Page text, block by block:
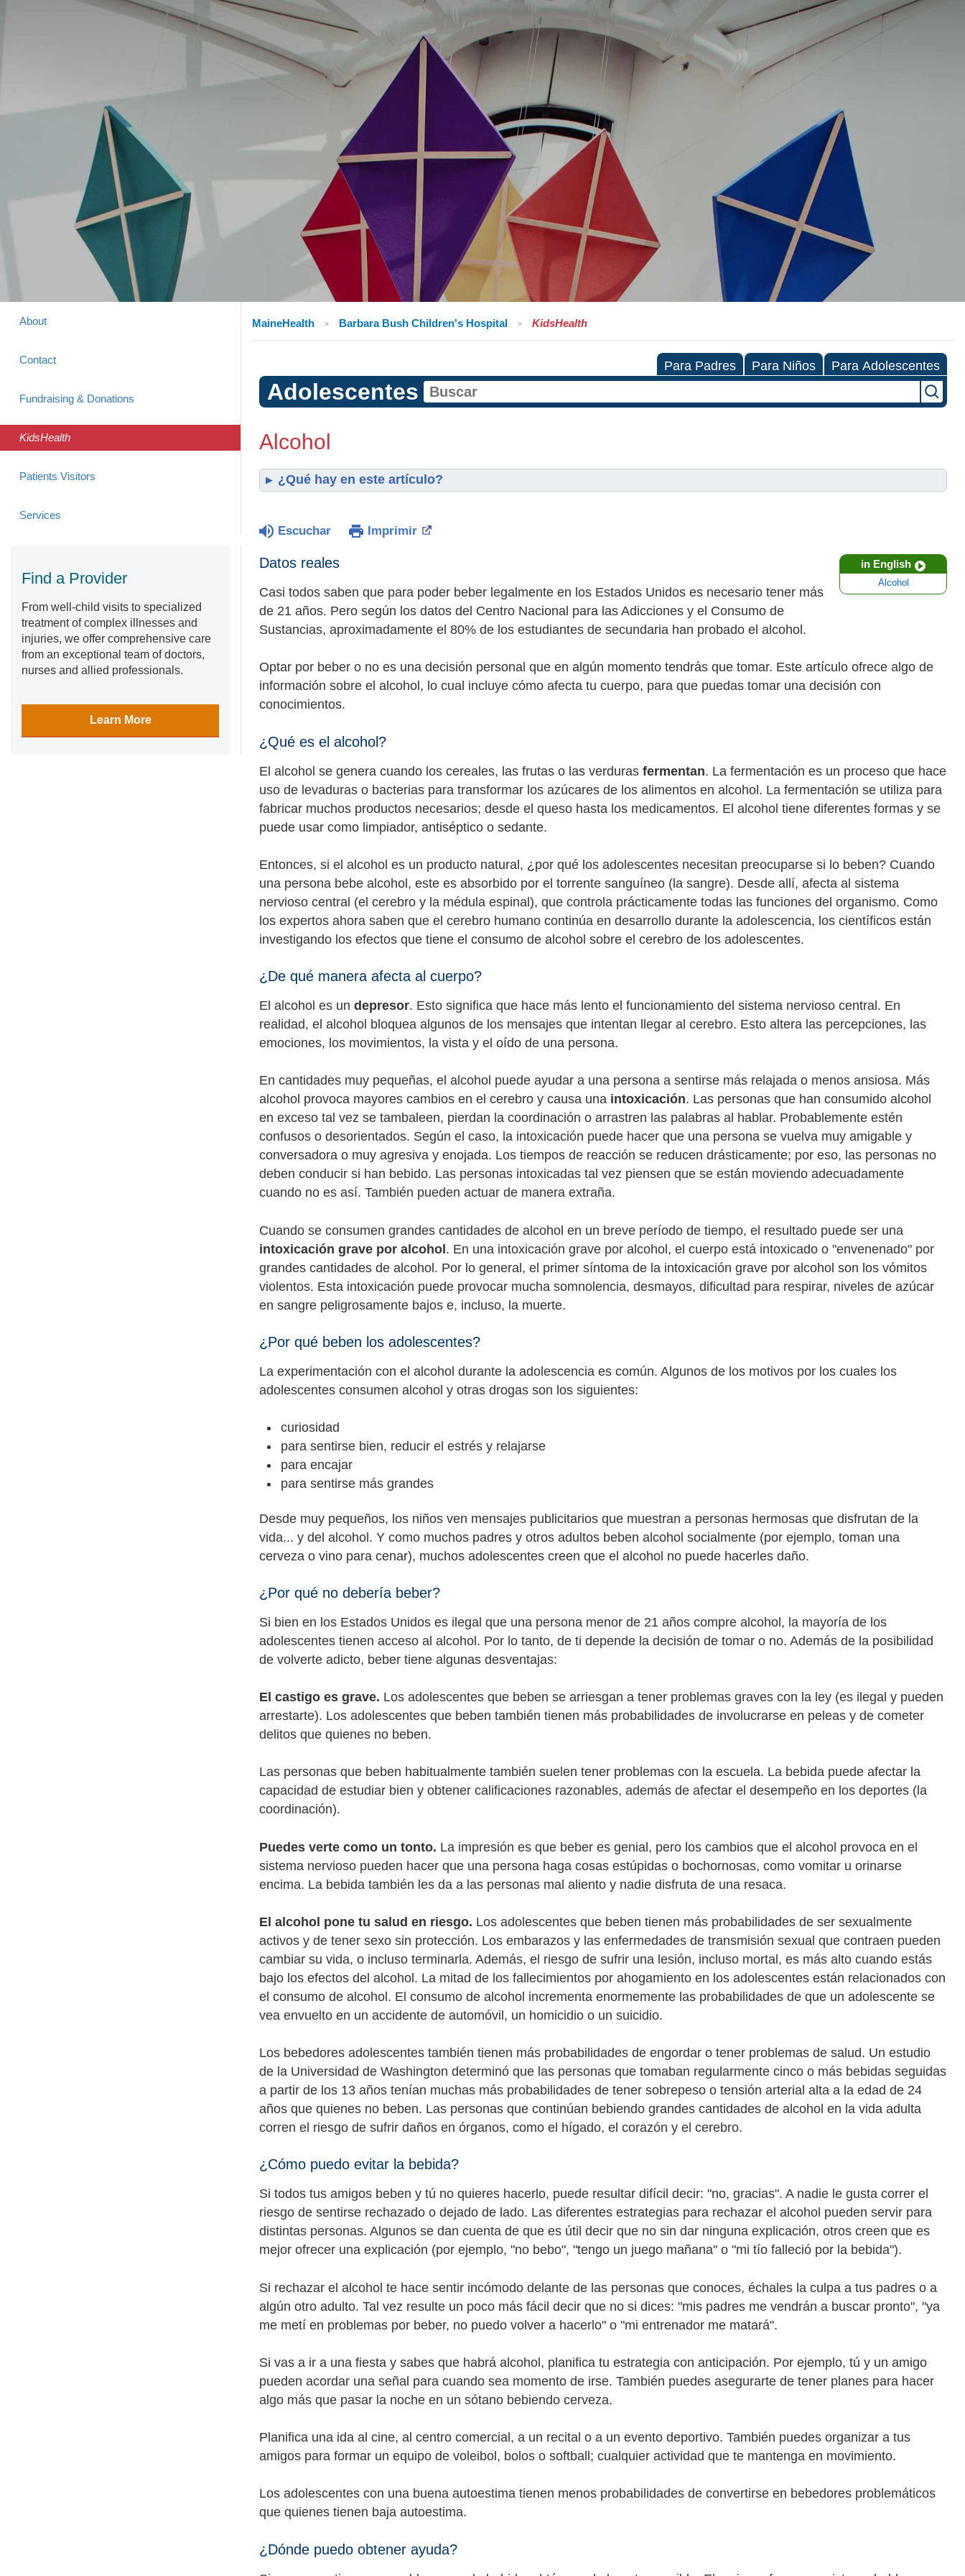
About
Contact
Fundraising & Donations
KidsHealth
Patients Visitors
Services
Find a Provider
From well-child visits to specialized
treatment of complex illnesses and
injuries, we offer comprehensive care
from an exceptional team of doctors,
nurses and allied professionals.
Learn More
MaineHealth Barbara Bush Children's Hospital KidsHealth
Para Padres Para Niños Para Adolescentes
Adolescentes
Alcohol
¿Qué hay en este artículo?
Escuchar Imprimir
in English
Alcohol
Datos reales
Casi todos saben que para poder beber legalmente en los Estados Unidos es necesario tener más
de 21 años. Pero según los datos del Centro Nacional para las Adicciones y el Consumo de
Sustancias, aproximadamente el 80% de los estudiantes de secundaria han probado el alcohol.
Optar por beber o no es una decisión personal que en algún momento tendrás que tomar. Este artículo ofrece algo de
información sobre el alcohol, lo cual incluye cómo afecta tu cuerpo, para que puedas tomar una decisión con
conocimientos.
¿Qué es el alcohol?
El alcohol se genera cuando los cereales, las frutas o las verduras fermentan. La fermentación es un proceso que hace
uso de levaduras o bacterias para transformar los azúcares de los alimentos en alcohol. La fermentación se utiliza para
fabricar muchos productos necesarios; desde el queso hasta los medicamentos. El alcohol tiene diferentes formas y se
puede usar como limpiador, antiséptico o sedante.
Entonces, si el alcohol es un producto natural, ¿por qué los adolescentes necesitan preocuparse si lo beben? Cuando
una persona bebe alcohol, este es absorbido por el torrente sanguíneo (la sangre). Desde allí, afecta al sistema
nervioso central (el cerebro y la médula espinal), que controla prácticamente todas las funciones del organismo. Como
los expertos ahora saben que el cerebro humano continúa en desarrollo durante la adolescencia, los científicos están
investigando los efectos que tiene el consumo de alcohol sobre el cerebro de los adolescentes.
¿De qué manera afecta al cuerpo?
El alcohol es un depresor. Esto significa que hace más lento el funcionamiento del sistema nervioso central. En
realidad, el alcohol bloquea algunos de los mensajes que intentan llegar al cerebro. Esto altera las percepciones, las
emociones, los movimientos, la vista y el oído de una persona.
En cantidades muy pequeñas, el alcohol puede ayudar a una persona a sentirse más relajada o menos ansiosa. Más
alcohol provoca mayores cambios en el cerebro y causa una intoxicación. Las personas que han consumido alcohol
en exceso tal vez se tambaleen, pierdan la coordinación o arrastren las palabras al hablar. Probablemente estén
confusos o desorientados. Según el caso, la intoxicación puede hacer que una persona se vuelva muy amigable y
conversadora o muy agresiva y enojada. Los tiempos de reacción se reducen drásticamente; por eso, las personas no
deben conducir si han bebido. Las personas intoxicadas tal vez piensen que se están moviendo adecuadamente
cuando no es así. También pueden actuar de manera extraña.
Cuando se consumen grandes cantidades de alcohol en un breve período de tiempo, el resultado puede ser una
intoxicación grave por alcohol. En una intoxicación grave por alcohol, el cuerpo está intoxicado o "envenenado" por
grandes cantidades de alcohol. Por lo general, el primer síntoma de la intoxicación grave por alcohol son los vómitos
violentos. Esta intoxicación puede provocar mucha somnolencia, desmayos, dificultad para respirar, niveles de azúcar
en sangre peligrosamente bajos e, incluso, la muerte.
¿Por qué beben los adolescentes?
La experimentación con el alcohol durante la adolescencia es común. Algunos de los motivos por los cuales los
adolescentes consumen alcohol y otras drogas son los siguientes:
curiosidad
para sentirse bien, reducir el estrés y relajarse
para encajar
para sentirse más grandes
Desde muy pequeños, los niños ven mensajes publicitarios que muestran a personas hermosas que disfrutan de la
vida... y del alcohol. Y como muchos padres y otros adultos beben alcohol socialmente (por ejemplo, toman una
cerveza o vino para cenar), muchos adolescentes creen que el alcohol no puede hacerles daño.
¿Por qué no debería beber?
Si bien en los Estados Unidos es ilegal que una persona menor de 21 años compre alcohol, la mayoría de los
adolescentes tienen acceso al alcohol. Por lo tanto, de ti depende la decisión de tomar o no. Además de la posibilidad
de volverte adicto, beber tiene algunas desventajas:
El castigo es grave. Los adolescentes que beben se arriesgan a tener problemas graves con la ley (es ilegal y pueden
arrestarte). Los adolescentes que beben también tienen más probabilidades de involucrarse en peleas y de cometer
delitos que quienes no beben.
Las personas que beben habitualmente también suelen tener problemas con la escuela. La bebida puede afectar la
capacidad de estudiar bien y obtener calificaciones razonables, además de afectar el desempeño en los deportes (la
coordinación).
Puedes verte como un tonto. La impresión es que beber es genial, pero los cambios que el alcohol provoca en el
sistema nervioso pueden hacer que una persona haga cosas estúpidas o bochornosas, como vomitar u orinarse
encima. La bebida también les da a las personas mal aliento y nadie disfruta de una resaca.
El alcohol pone tu salud en riesgo. Los adolescentes que beben tienen más probabilidades de ser sexualmente
activos y de tener sexo sin protección. Los embarazos y las enfermedades de transmisión sexual que contraen pueden
cambiar su vida, o incluso terminarla. Además, el riesgo de sufrir una lesión, incluso mortal, es más alto cuando estás
bajo los efectos del alcohol. La mitad de los fallecimientos por ahogamiento en los adolescentes están relacionados con
el consumo de alcohol. El consumo de alcohol incrementa enormemente las probabilidades de que un adolescente se
vea envuelto en un accidente de automóvil, un homicidio o un suicidio.
Los bebedores adolescentes también tienen más probabilidades de engordar o tener problemas de salud. Un estudio
de la Universidad de Washington determinó que las personas que tomaban regularmente cinco o más bebidas seguidas
a partir de los 13 años tenían muchas más probabilidades de tener sobrepeso o tensión arterial alta a la edad de 24
años que quienes no beben. Las personas que continúan bebiendo grandes cantidades de alcohol en la vida adulta
corren el riesgo de sufrir daños en órganos, como el hígado, el corazón y el cerebro.
¿Cómo puedo evitar la bebida?
Si todos tus amigos beben y tú no quieres hacerlo, puede resultar difícil decir: "no, gracias". A nadie le gusta correr el
riesgo de sentirse rechazado o dejado de lado. Las diferentes estrategias para rechazar el alcohol pueden servir para
distintas personas. Algunos se dan cuenta de que es útil decir que no sin dar ninguna explicación, otros creen que es
mejor ofrecer una explicación (por ejemplo, "no bebo", "tengo un juego mañana" o "mi tío falleció por la bebida").
Si rechazar el alcohol te hace sentir incómodo delante de las personas que conoces, échales la culpa a tus padres o a
algún otro adulto. Tal vez resulte un poco más fácil decir que no si dices: "mis padres me vendrán a buscar pronto", "ya
me metí en problemas por beber, no puedo volver a hacerlo" o "mi entrenador me matará".
Si vas a ir a una fiesta y sabes que habrá alcohol, planifica tu estrategia con anticipación. Por ejemplo, tú y un amigo
pueden acordar una señal para cuando sea momento de irse. También puedes asegurarte de tener planes para hacer
algo más que pasar la noche en un sótano bebiendo cerveza.
Planifica una ida al cine, al centro comercial, a un recital o a un evento deportivo. También puedes organizar a tus
amigos para formar un equipo de voleibol, bolos o softball; cualquier actividad que te mantenga en movimiento.
Los adolescentes con una buena autoestima tienen menos probabilidades de convertirse en bebedores problemáticos
que quienes tienen baja autoestima.
¿Dónde puedo obtener ayuda?